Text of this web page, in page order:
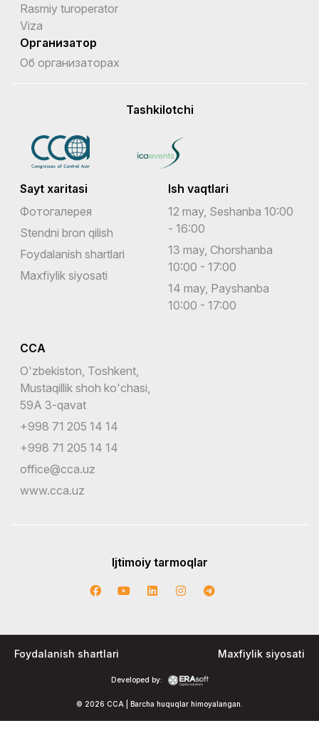
Rasmiy turoperator
Viza
Организатор
Об организаторах
Tashkilotchi
Sayt xaritasi
Фотогалерея
Stendni bron qilish
Foydalanish shartlari
Maxfiylik siyosati
Ish vaqtlari
12 may, Seshanba 10:00
- 16:00
13 may, Chorshanba
10:00 - 17:00
14 may, Payshanba
10:00 - 17:00
CCA
O'zbekiston, Toshkent,
Mustaqillik shoh ko'chasi,
59A 3-qavat
+998 71 205 14 14
+998 71 205 14 14
office@cca.uz
www.cca.uz
Ijtimoiy tarmoqlar
© 2026 CCA | Barcha huquqlar himoyalangan.
Developed by:
Foydalanish shartlari Maxfiylik siyosati